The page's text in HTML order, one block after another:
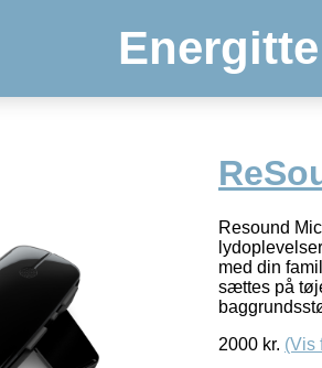
Energitte
Resound
med din
sættes på
2000 kr. (Vis